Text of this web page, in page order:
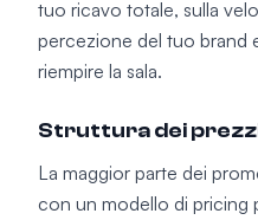
tuo ricavo totale, sulla
percezione del tuo brand
riempire la sala.
Struttura dei
La maggior parte dei
con un modello di pricing